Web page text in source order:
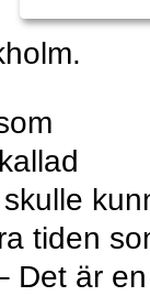
tiden
Det är en